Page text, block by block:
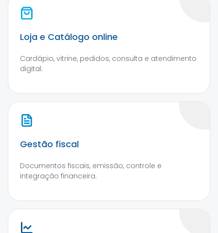
Loja e Catálogo online
Cardápio, vitrine, pedidos, consulta e atendimento
digital.
Gestão fiscal
Documentos fiscais, emissão, controle e
integração financeira.